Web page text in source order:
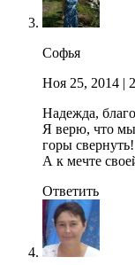
Софья
Ноя 25, 2014 |
Надежда,
Я верю, что
горы свернуть!
А к мечте
Ответить